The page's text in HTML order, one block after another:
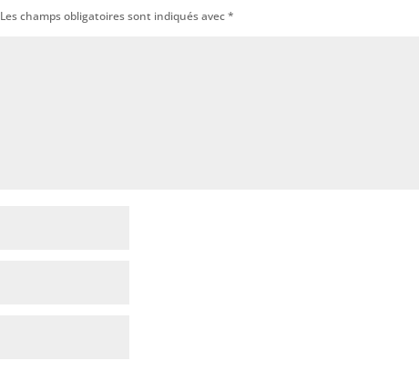
Les champs obligatoires sont indiqués avec*